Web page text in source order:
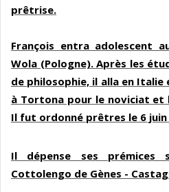
prêtrise.
François entra adolescent
Wola (Pologne). Après les
de philosophie, il alla en Italie
à Tortona pour le noviciat et
Il fut ordonné prêtres le 6 juin
Il dépense ses prémices
Cottolengo de Gènes -